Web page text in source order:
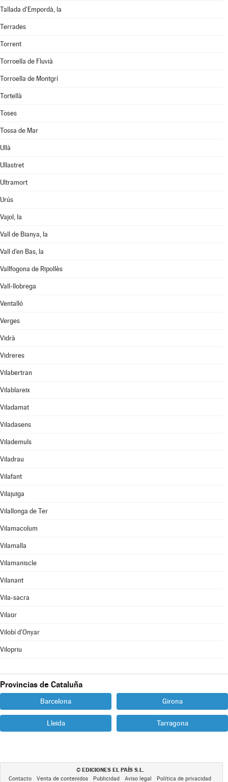
Tallada d'Empordà, la
Terrades
Torrent
Torroella de Fluvià
Torroella de Montgrí
Tortellà
Toses
Tossa de Mar
Ullà
Ullastret
Ultramort
Urús
Vajol, la
Vall de Bianya, la
Vall d'en Bas, la
Vallfogona de Ripollès
Vall-llobrega
Ventalló
Verges
Vidrà
Vidreres
Vilabertran
Vilablareix
Viladamat
Viladasens
Vilademuls
Viladrau
Vilafant
Vilajuïga
Vilallonga de Ter
Vilamacolum
Vilamalla
Vilamaniscle
Vilanant
Vila-sacra
Vilaür
Vilobí d'Onyar
Vilopriu
Provincias de Cataluña
Barcelona Girona
Lleida Tarragona
© EDICIONES EL PAÍS S.L.
Contacto Venta de contenidos Publicidad Aviso legal Política de privacidad